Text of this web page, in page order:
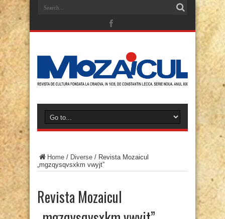
Home / Diverse / Revista Mozaicul
„mgzqysqvsxkm vwyjt”
Revista Mozaicul